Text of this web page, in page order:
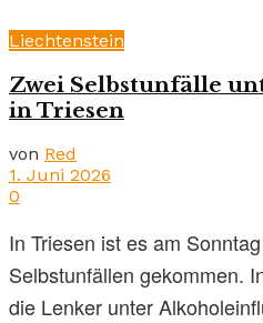
Liechtenstein
Zwei Selbstunfälle
in Triesen
von Red
1. Juni 2026
0
In Triesen ist es am
Selbstunfällen gekommen.
die Lenker unter